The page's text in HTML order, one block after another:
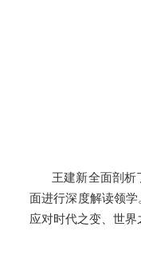
王建新全面剖析
面进行深度解读领学
应对时代之变、世界